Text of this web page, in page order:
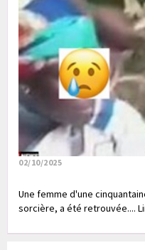
02/10/2025
Une femme d'une
sorcière, a été retrouvée....